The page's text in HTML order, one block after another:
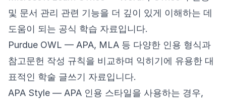
및 문서 관리 관련 기능을 더 깊이 있게 이해하는 데
도움이 되는 공식 학습 자료입니다.
Purdue OWL — APA, MLA 등 다양한 인용 형식과
참고문헌 작성 규칙을 비교하며 익히기에 유용한 대
표적인 학술 글쓰기 자료입니다.
APA Style — APA 인용 스타일을 사용하는 경우,